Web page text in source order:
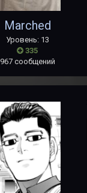
Marched
Уровень: 13
335
967 сообщений